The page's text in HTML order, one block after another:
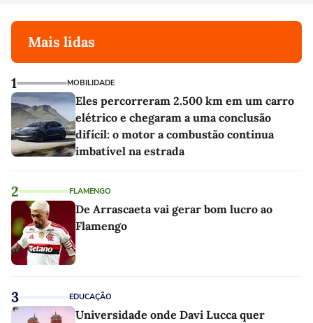
Mais lidas
1 MOBILIDADE
Eles percorreram 2.500 km em um carro
elétrico e chegaram a uma conclusão
difícil: o motor a combustão continua
imbatível na estrada
2 FLAMENGO
De Arrascaeta vai gerar bom lucro ao
Flamengo
3 EDUCAÇÃO
Universidade onde Davi Lucca quer